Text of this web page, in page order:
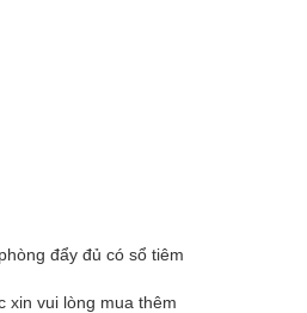
đẩy đủ có sổ tiêm
xin vui lòng mua thêm